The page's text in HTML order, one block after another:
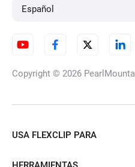
Español
Copyright © 2026
USA FLEXCLIP PARA